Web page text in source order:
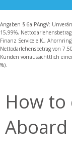
Angaben § 6a PAngV:
15,99%,
Finanz Service e.K.,
Nettodarlehensbetrag von
Kunden vorraussichttlich
%).
How to